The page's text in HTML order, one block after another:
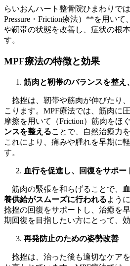
らいおんハート整骨院ひまわりで
Pressure・Friction療法）**を用い
や靭帯の状態を改善し、症状の根
す。
MPF療法の特徴と効果
筋肉と靭帯のバランスを整え
捻挫は、靭帯や筋肉が伸びたり
こります。MPF療法では、筋肉に圧
摩擦を用いて（Friction）筋肉をほぐ
ンスを整えることで、自然治癒力
これにより、痛みや腫れを早期に
す。
血行を促進し、回復をサポー
筋肉の緊張を和らげることで、
養供給がスムーズに行われるよう
捻挫の回復をサポートし、治癒を
期回復を目指したい方にとって、
再発防止のための姿勢改善
捻挫は、治った後も適切なケア